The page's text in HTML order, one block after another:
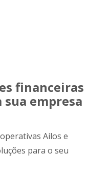
financeiras
empresa
Ailos e
para o seu